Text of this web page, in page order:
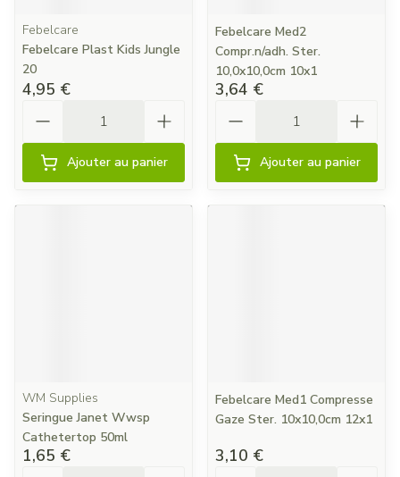
Febelcare
Febelcare Plast Kids Jungle
20
4,95 €
Ajouter au panier
Febelcare Med2
Compr.n/adh. Ster.
10,0x10,0cm 10x1
3,64 €
Ajouter au panier
WM Supplies
Seringue Janet Wwsp
Cathetertop 50ml
1,65 €
Febelcare Med1 Compresse
Gaze Ster. 10x10,0cm 12x1
3,10 €